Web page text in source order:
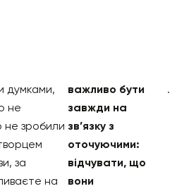
думками,
не
не зробили
за
на
важливо бути
завжди на
зв’язку з
оточуючими:
відчувати, що
вони
.